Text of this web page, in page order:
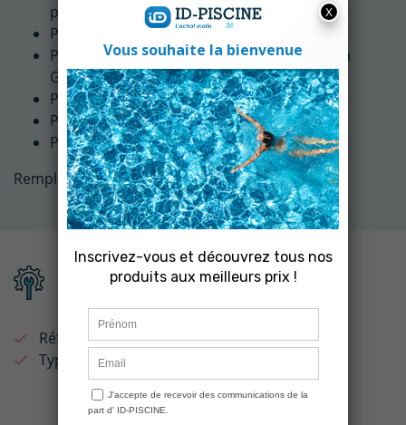
préfabriquée
Projecteur LED LUMIPLUS fixation GLOBAL
Projecteur LED LUMIPLUS DC PAR56 fixation
GLOBAL
Projecteur LED PAR56 Standard béton NM
Projecteur immergé sur pied PAR56 300W
Projecteur ORIENTABLE OVALE
Remplace le7211100110de chez Astral.
Fiche technique
Référence :4403010304
Type de produit :